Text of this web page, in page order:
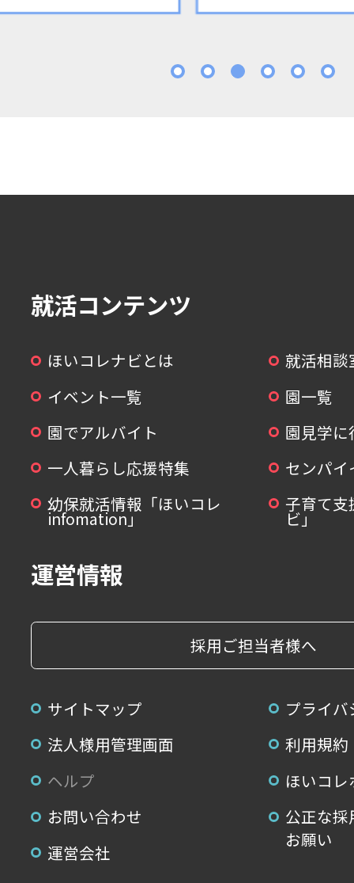
就活コンテンツ
ほいコレナビとは
就活相談
イベント一覧
園一覧
園でアルバイト
園見学
一人暮らし応援特集
センパ
幼保就活情報「ほいコレ
infomation」
子育て支
ビ」
運営情報
採用ご担当者様へ
サイトマップ
プライ
法人様用管理画面
利用規約
ヘルプ
ほいコ
お問い合わせ
公正な
お願い
運営会社